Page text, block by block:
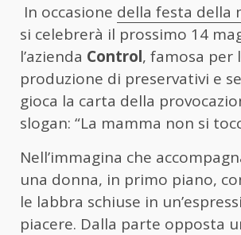
In occasione della festa della
si celebrerà il prossimo 14
l’azienda Control, famosa per
produzione di preservativi e
gioca la carta della
slogan: “La mamma non si
Nell’immagina che
una donna, in primo piano,
le labbra schiuse in
piacere. Dalla parte opposta